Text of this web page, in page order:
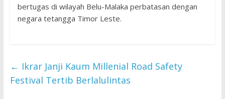
bertugas di wilayah Belu-Malaka perbatasan dengan
negara tetangga Timor Leste.
← Ikrar Janji Kaum Millenial Road Safety
Festival Tertib Berlalulintas